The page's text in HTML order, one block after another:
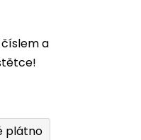
a
plátno